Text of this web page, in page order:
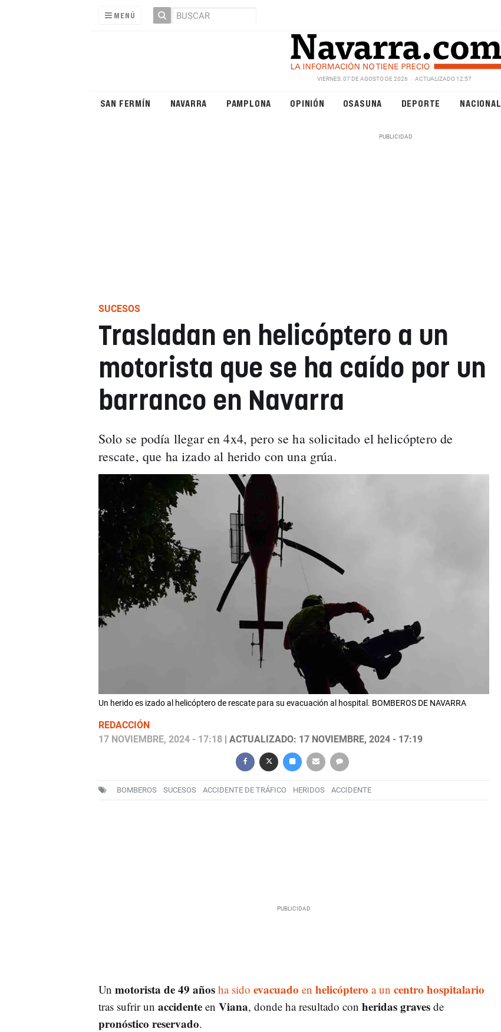
MENÚ
VIERNES, 07 DE AGOSTO DE 2026 ACTUALIZADO 12:57
SAN FERMÍN NAVARRA PAMPLONA OPINIÓN OSASUNA DEPORTE NACIONAL
SUCESOS
Trasladan en helicóptero a un
motorista que se ha caído por un
barranco en Navarra
Solo se podía llegar en 4x4, pero se ha solicitado el helicóptero de
rescate, que ha izado al herido con una grúa.
Un herido es izado al helicóptero de rescate para su evacuación al hospital. BOMBEROS DE NAVARRA
REDACCIÓN
17 NOVIEMBRE, 2024 - 17:18| ACTUALIZADO: 17 NOVIEMBRE, 2024 - 17:19
BOMBEROS SUCESOS ACCIDENTE DE TRÁFICO HERIDOS ACCIDENTE
Un motorista de 49 años ha sido evacuado en helicóptero a un centro hospitalario
tras sufrir un accidenteen Viana, donde ha resultado con heridas gravesde
pronóstico reservado.